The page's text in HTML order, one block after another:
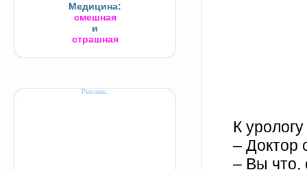
Медицина:
смешная
и
страшная
Реклама:
К
– Доктор
– Вы